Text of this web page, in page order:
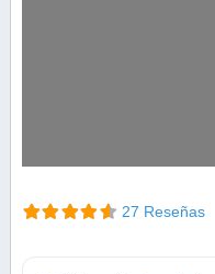
27 Reseñas